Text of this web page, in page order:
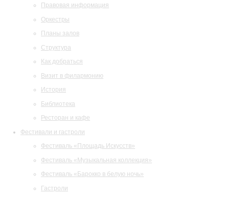
Правовая информация
Оркестры
Планы залов
Структура
Как добраться
Визит в филармонию
История
Библиотека
Ресторан и кафе
Фестивали и гастроли
Фестиваль «Площадь Искусств»
Фестиваль «Музыкальная коллекция»
Фестиваль «Барокко в белую ночь»
Гастроли